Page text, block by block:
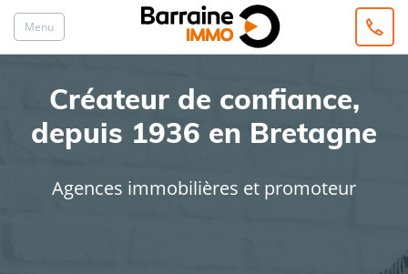
Menu
Créateur de confiance,
depuis 1936 en Bretagne
Agences immobilières et promoteur